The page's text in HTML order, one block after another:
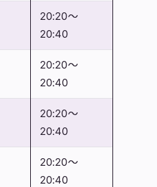
20:20～
20:40
20:20～
20:40
20:20～
20:40
20:20～
20:40